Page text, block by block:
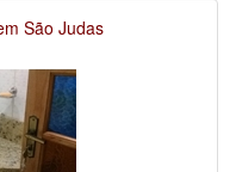
São Judas